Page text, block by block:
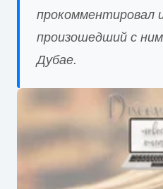
прокомментировал
произошедший с
Дубае.